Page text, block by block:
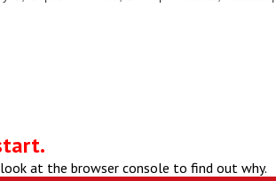
at the browser console to find out why.